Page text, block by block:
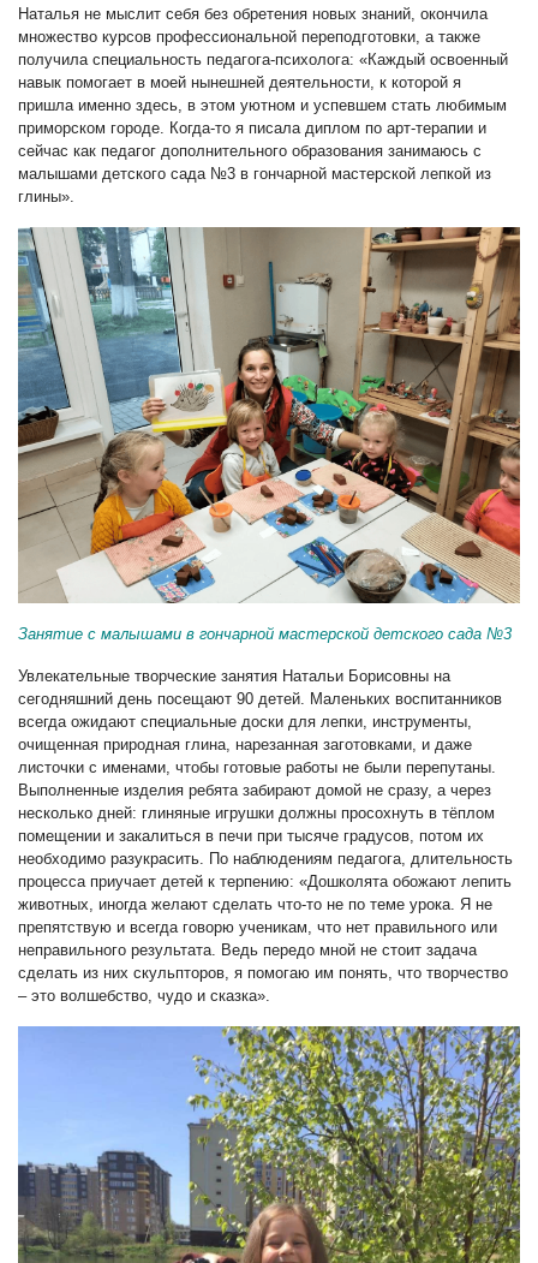
Наталья не мыслит себя без обретения новых знаний, окончила
множество курсов профессиональной переподготовки, а также
получила специальность педагога-психолога: «Каждый освоенный
навык помогает в моей нынешней деятельности, к которой я
пришла именно здесь, в этом уютном и успевшем стать любимым
приморском городе. Когда-то я писала диплом по арт-терапии и
сейчас как педагог дополнительного образования занимаюсь с
малышами детского сада №3 в гончарной мастерской лепкой из
глины».
Занятие с малышами в гончарной мастерской детского сада №3
Увлекательные творческие занятия Натальи Борисовны на
сегодняшний день посещают 90 детей. Маленьких воспитанников
всегда ожидают специальные доски для лепки, инструменты,
очищенная природная глина, нарезанная заготовками, и даже
листочки с именами, чтобы готовые работы не были перепутаны.
Выполненные изделия ребята забирают домой не сразу, а через
несколько дней: глиняные игрушки должны просохнуть в тёплом
помещении и закалиться в печи при тысяче градусов, потом их
необходимо разукрасить. По наблюдениям педагога, длительность
процесса приучает детей к терпению: «Дошколята обожают лепить
животных, иногда желают сделать что-то не по теме урока. Я не
препятствую и всегда говорю ученикам, что нет правильного или
неправильного результата. Ведь передо мной не стоит задача
сделать из них скульпторов, я помогаю им понять, что творчество
– это волшебство, чудо и сказка».